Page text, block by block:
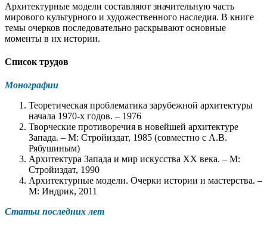
Архитектурные модели составляют значительную часть
мирового культурного и художественного наследия. В книге
темы очерков последовательно раскрывают основные
моменты в их истории.
Список трудов
Монографии
Теоретическая проблематика зарубежной архитектуры
начала 1970-х годов. – 1976
Творческие противоречия в новейшей архитектуре
Запада. – М: Стройиздат, 1985 (совместно с А.В.
Рябушиным)
Архитектура Запада и мир искусства XX века. – М:
Стройиздат, 1990
Архитектурные модели. Очерки истории и мастерства. –
М: Индрик, 2011
Статьи последних лет